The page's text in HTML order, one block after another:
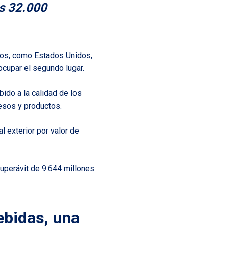
32.000
como Estados Unidos,
el segundo lugar.
a la calidad de los
y productos.
exterior por valor de
de 9.644 millones
una